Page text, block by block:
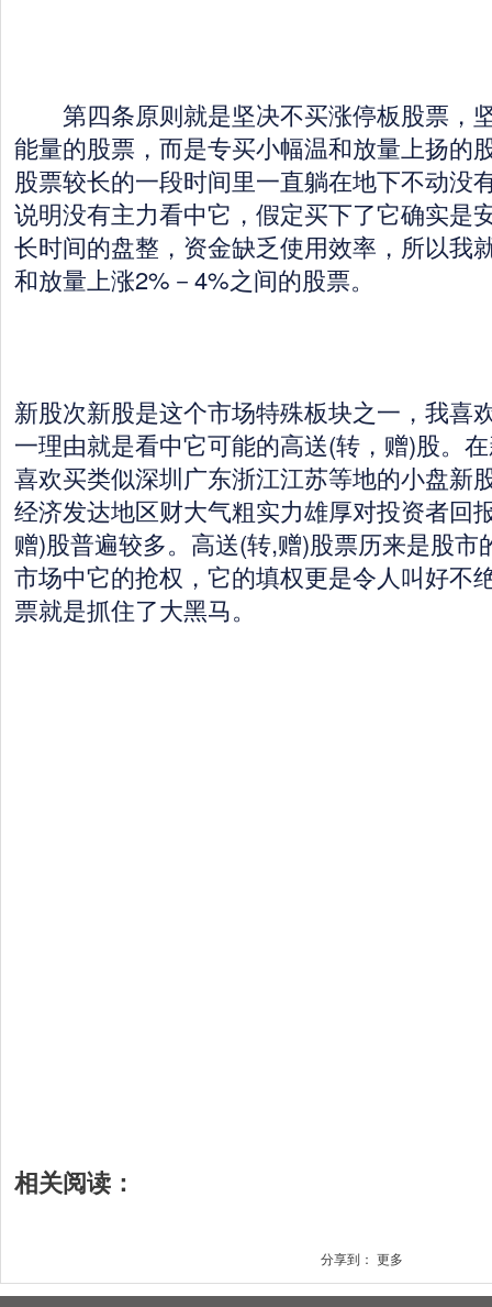
第四条原则就是坚决不买涨停板股票，
能量的股票，而是专买小幅温和放量上扬的
股票较长的一段时间里一直躺在地下不动没
说明没有主力看中它，假定买下了它确实是
长时间的盘整，资金缺乏使用效率，所以我
和放量上涨2%－4%之间的股票。
新股次新股是这个市场特殊板块之一，我喜
一理由就是看中它可能的高送(转，赠)股。
喜欢买类似深圳广东浙江江苏等地的小盘新
经济发达地区财大气粗实力雄厚对投资者回
赠)股普遍较多。高送(转,赠)股票历来是股市
市场中它的抢权，它的填权更是令人叫好不
票就是抓住了大黑马。
相关阅读：
分享到： 更多